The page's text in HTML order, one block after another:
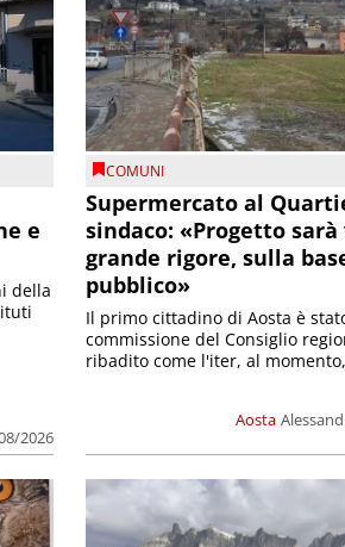
e
2026
della
COMUNI
Supermercato al
sindaco: «Progetto
grande rigore, sulla
pubblico»
Aosta
Il primo cittadino di Aosta è
commissione del Consiglio
ribadito come l'iter, al